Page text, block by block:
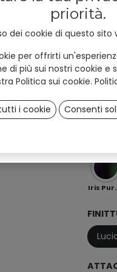
Sky
Iris
Professional
Sign up
priorità.
dei cookie di questo sito
per offrirti
di più sui nostri cookie e
Politica sui cookie.
i cookie Consenti